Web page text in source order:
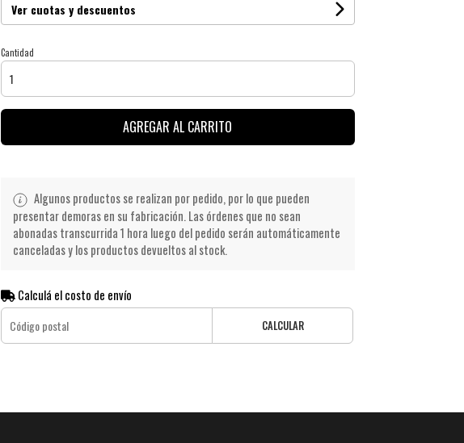
Ver cuotas y descuentos
Cantidad
AGREGAR AL CARRITO
Algunos productos se realizan por pedido, por lo que pueden
presentar demoras en su fabricación. Las órdenes que no sean
abonadas transcurrida 1 hora luego del pedido serán automáticamente
canceladas y los productos devueltos al stock.
Calculá el costo de envío
CALCULAR